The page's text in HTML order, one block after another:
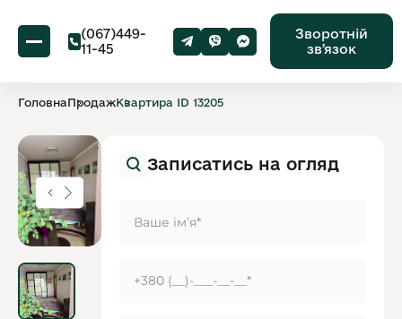
(067)449-
11-45
Зворотній
звʼязок
ГоловнаПродажКвартира ID 13205
Записатись на огляд